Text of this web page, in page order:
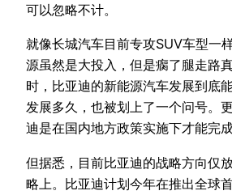
可以忽略不计。
就像长城汽车目前专攻SUV车型一
源虽然是大投入，但是瘸了腿走路
时，比亚迪的新能源汽车发展到底
发展多久，也被划上了一个问号。
迪是在国内地方政策实施下才能完
但据悉，目前比亚迪的战略方向仅
略上。比亚迪计划今年在推出全球